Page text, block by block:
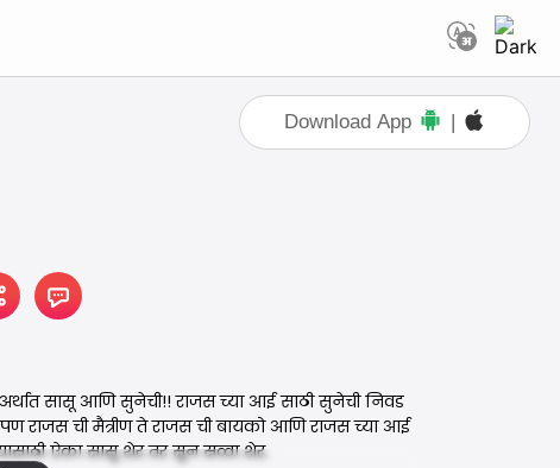
Download App |
सासू आणि सुनेची!! राजस च्या आई साठी सुनेची निवड
राजस ची मैत्रीण ते राजस ची बायको आणि राजस च्या आई
ऐका सासू शेर तर सून सव्वा शेर.